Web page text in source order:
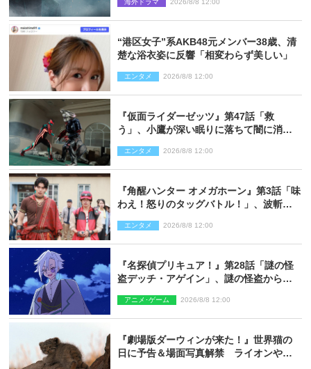
海外ドラマ 2026/8/8 12:00
“港区女子”系AKB48元メンバー38歳、清
楚な浴衣姿に反響「相変わらず美しい」
エンタメ 2026/8/8 12:00
『仮面ライダーゼッツ』第47話「救
う」、小鷹が深い眠りに落ちて闇に消え
エンタメ 2026/8/8 12:00
『角醒ハンター オメガホーン』第3話「味
わえ！怒りのタッグバトル！」、波斬の
エンタメ 2026/8/8 12:00
『名探偵プリキュア！』第28話「謎の怪
盗デッチ・アゲイン」、謎の怪盗から不
アニメ･ゲーム 2026/8/8 12:00
『劇場版ダーウィンが来た！』世界猫の
日に予告＆場面写真解禁 ライオンやマ